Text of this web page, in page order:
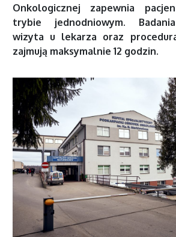
Onkologicznej zapewnia
trybie jednodniowym.
wizyta u lekarza oraz
zajmują maksymalnie 12 godzin.